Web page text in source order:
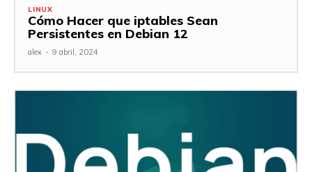
LINUX
Cómo Hacer que iptables Sean
Persistentes en Debian 12
alex - 9 abril, 2024